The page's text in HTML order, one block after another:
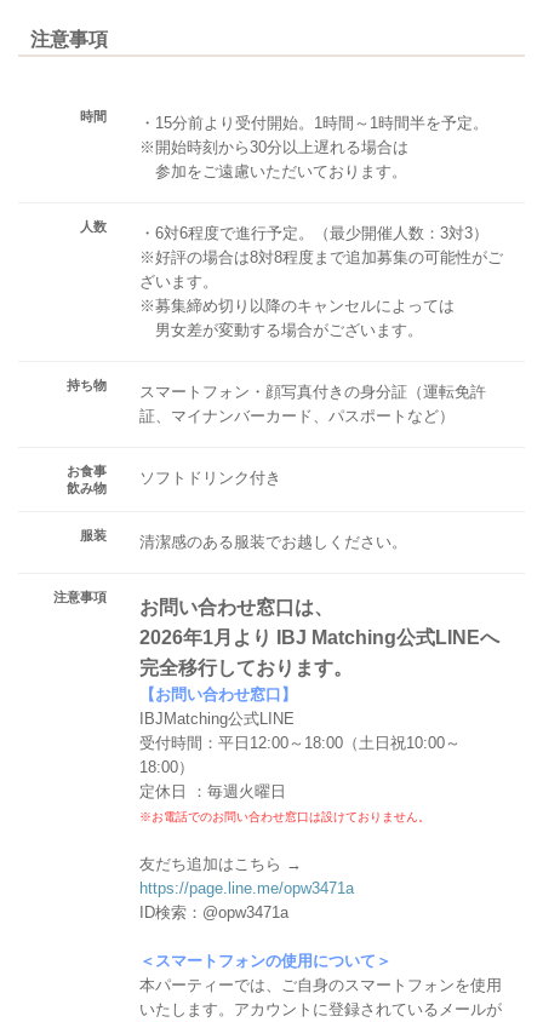
注意事項
時間
・15分前より受付開始。1時間～1時間半を予定。
※開始時刻から30分以上遅れる場合は
参加をご遠慮いただいております。
人数
・6対6程度で進行予定。（最少開催人数：3対3）
※好評の場合は8対8程度まで追加募集の可能性がご
ざいます。
※募集締め切り以降のキャンセルによっては
男女差が変動する場合がございます。
持ち物
スマートフォン・顔写真付きの身分証（運転免許
証、マイナンバーカード、パスポートなど）
お食事
飲み物
ソフトドリンク付き
服装 清潔感のある服装でお越しください。
注意事項
お問い合わせ窓口は、
2026年1月より IBJ Matching公式LINEへ
完全移行しております。
【お問い合わせ窓口】
IBJMatching公式LINE
受付時間：平日12:00～18:00（土日祝10:00～
18:00）
定休日 ：毎週火曜日
※お電話でのお問い合わせ窓口は設けておりません。
友だち追加はこちら →
https://page.line.me/opw3471a
ID検索：@opw3471a
＜スマートフォンの使用について＞
本パーティーでは、ご自身のスマートフォンを使用
いたします。アカウントに登録されているメールが